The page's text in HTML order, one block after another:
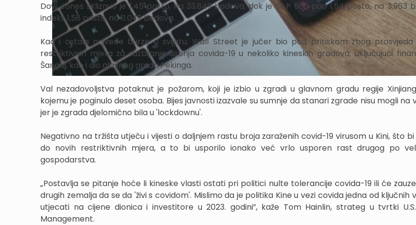
Dow Jones skliznuo je 1,45 posto, na 33.849 bodova, dok je S&P 500 pao 1,54 posto, na 3.963
indeks 1,58 posto, na 11.049 bodova.
Kao i ostale najveće burze u svijetu, Wall Street je jučer bio pod pritiskom zbog
restriktivnih mjera za suzbijanje širenja covida-19 u nekoliko kineskih gradova, uključujući
Šangaj, kao i dio glavnog grada Pekinga.
Val nezadovoljstva potaknut je požarom, koji je izbio u zgradi u glavnom gradu regije
kojemu je poginulo deset osoba. Bijes javnosti izazvale su sumnje da stanari zgrade nisu mogli na
jer je zgrada djelomično bila u 'lockdownu'.
Negativno na tržišta utječu i vijesti o daljnjem rastu broja zaraženih covid-19 virusom u Kini, što
do novih restriktivnih mjera, a to bi usporilo ionako već vrlo usporen rast drugog po
gospodarstva.
„Postavlja se pitanje hoće li kineske vlasti ostati pri politici nulte tolerancije covida-19 ili će
drugih zemalja da se da 'živi s covidom'. Mislimo da je politika Kine u vezi covida jedna od ključnih
utjecati na cijene dionica i investitore u 2023. godini”, kaže Tom Hainlin, strateg u tvrtki
Management.